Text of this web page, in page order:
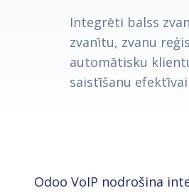
Integrēti balss
zvanītu, zvanu
automātisku
saistīšanu
Odoo VoIP nodrošina